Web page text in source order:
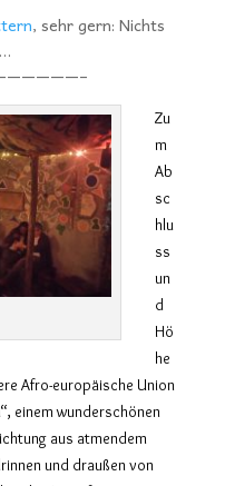
, sehr gern: Nichts
Zu
m
Ab
sc
hlu
ss
un
d
Hö
he
Afro-europäische Union
einem wunderschönen
aus atmendem
und draußen von